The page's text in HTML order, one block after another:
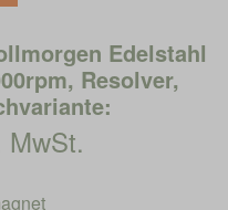
Edelstahl
Resolver,
MwSt.